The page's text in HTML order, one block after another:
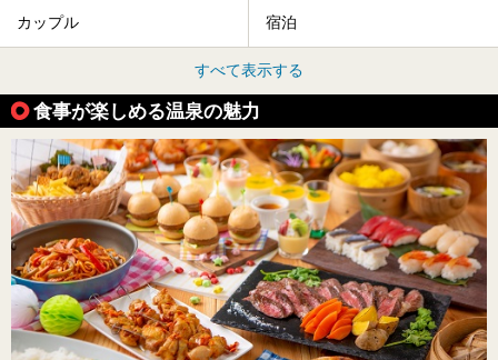
カップル 宿泊
すべて表示する
食事が楽しめる温泉の魅力